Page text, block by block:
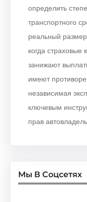
определить
транспортного
реальный
когда
занижают
имеют
независимая
ключевым
прав
Мы В Соцсетях